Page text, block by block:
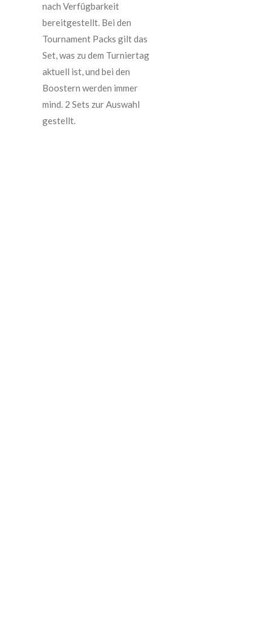
nach Verfügbarkeit
bereitgestellt. Bei den
Tournament Packs gilt das
Set, was zu dem Turniertag
aktuell ist, und bei den
Boostern werden immer
mind. 2 Sets zur Auswahl
gestellt.